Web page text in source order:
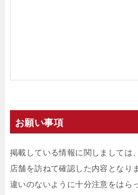
お願い事項
掲載している情報に関しましては
店舗を訪ねて確認した内容となり
違いのないように十分注意をはら